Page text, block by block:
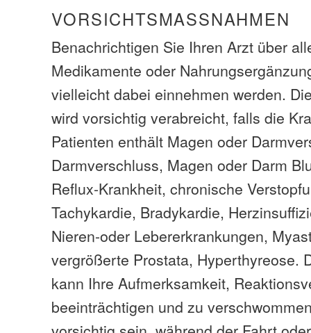
VORSICHTSMASSNAHMEN
Benachrichtigen Sie Ihren Arzt über
Medikamente oder
vielleicht dabei einnehmen werden.
wird vorsichtig verabreicht, falls die
Patienten enthält Magen oder
Darmverschluss, Magen oder Darm
Reflux-Krankheit, chronische
Tachykardie, Bradykardie,
Nieren-oder Lebererkrankungen,
vergrößerte Prostata, Hyperthyreose.
kann Ihre Aufmerksamkeit,
beeinträchtigen und zu